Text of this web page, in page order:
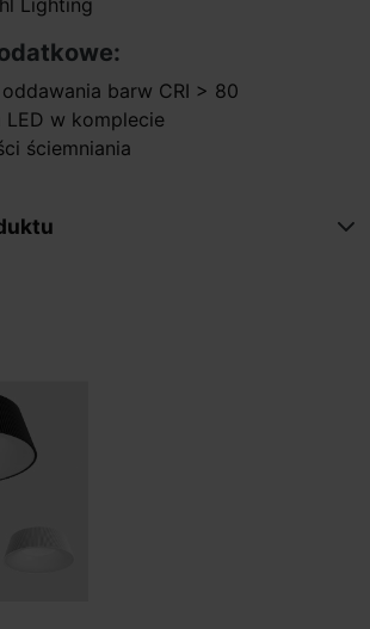
oddawania barw CRI > 80
LED w komplecie
ściemniania